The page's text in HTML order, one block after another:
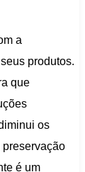
a
produtos.
que
os
preservação
é um